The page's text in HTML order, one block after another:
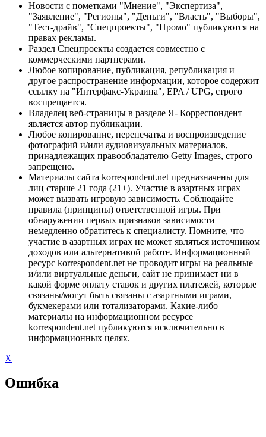
Новости с пометками "Мнение", "Экспертиза",
"Заявление", "Регионы", "Деньги", "Власть", "Выборы",
"Тест-драйв", "Спецпроекты", "Промо" публикуются на
правах рекламы.
Раздел Спецпроекты создается совместно с
коммерческими партнерами.
Любое копирование, публикация, републикация и
другое распространение информации, которое содержит
ссылку на "Интерфакс-Украина", EPA / UPG, строго
воспрещается.
Владелец веб-страницы в разделе Я- Корреспондент
является автор публикации.
Любое копирование, перепечатка и воспроизведение
фотографий и/или аудиовизуальных материалов,
принадлежащих правообладателю Getty Images, строго
запрещено.
Материалы сайта korrespondent.net предназначены для
лиц старше 21 года (21+). Участие в азартных играх
может вызвать игровую зависимость. Соблюдайте
правила (принципы) ответственной игры. При
обнаружении первых признаков зависимости
немедленно обратитесь к специалисту. Помните, что
участие в азартных играх не может являться источником
доходов или альтернативой работе. Информационный
ресурс korrespondent.net не проводит игры на реальные
и/или виртуальные деньги, сайт не принимает ни в
какой форме оплату ставок и других платежей, которые
связаны/могут быть связаны с азартными играми,
букмекерами или тотализаторами. Какие-либо
материалы на информационном ресурсе
korrespondent.net публикуются исключительно в
информационных целях.
X
Ошибка